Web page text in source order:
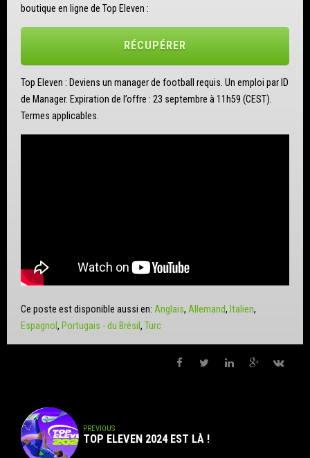
boutique en ligne de Top Eleven :
RÉCUPÉRER
Top Eleven : Deviens un manager de football requis. Un emploi par ID
de Manager. Expiration de l’offre : 23 septembre à 11h59 (CEST).
Termes applicables.
Ce poste est disponible aussi en: Anglais Allemand
Italien
Espagnol
Portugais - du Brésil Turc
PREVIOUS
TOP ELEVEN 2024 EST LÀ !